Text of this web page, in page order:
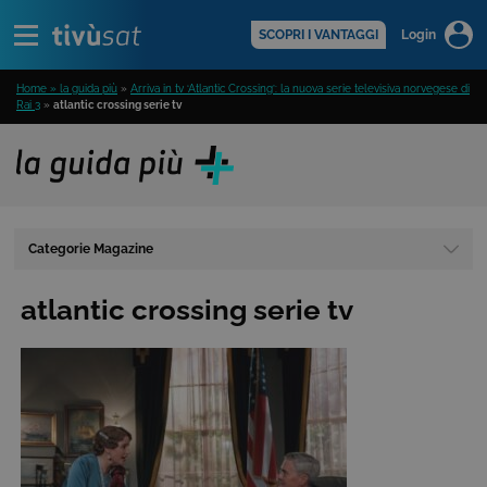
SCOPRI I VANTAGGI Login
Home » la guida più » Arriva in tv ‘Atlantic Crossing’: la nuova serie televisiva norvegese di
Rai 3 » atlantic crossing serie tv
Categorie Magazine
atlantic crossing serie tv